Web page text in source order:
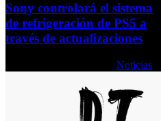
Sony controlará el sistema
de refrigeración de PS5 a
través de actualizaciones
Noticias